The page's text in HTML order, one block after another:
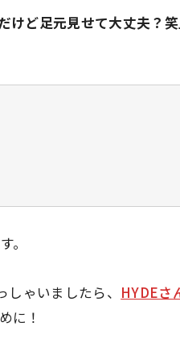
けど足元見せて大丈夫？
。
ゃいましたら、 HYDEさ
に！